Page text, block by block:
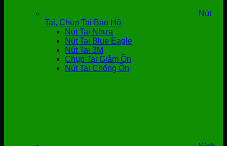
Nút
Tai, Chụp Tai Bảo Hộ
Nút Tai Nhựa
Nút Tai Blue Eagle
Nút Tai 3M
Chụp Tai Giảm Ồn
Nút Tai Chống Ồn